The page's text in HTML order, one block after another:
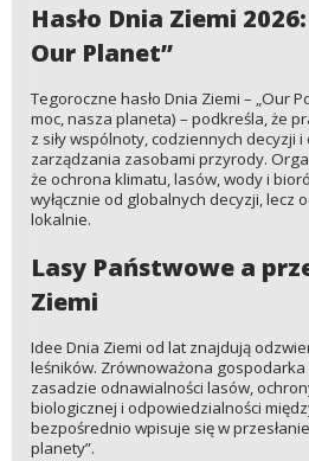
Hasło Dnia Ziemi
Our Planet”
Tegoroczne hasło Dnia Ziemi – „Our
moc, nasza planeta) – podkreśla, że
z siły wspólnoty, codziennych decyzji
zarządzania zasobami przyrody.
że ochrona klimatu, lasów, wody i
wyłącznie od globalnych decyzji, lecz
lokalnie.
Lasy Państwowe a
Ziemi
Idee Dnia Ziemi od lat znajdują
leśników. Zrównoważona
zasadzie odnawialności lasów,
biologicznej i odpowiedzialności
bezpośrednio wpisuje się w
planety”.